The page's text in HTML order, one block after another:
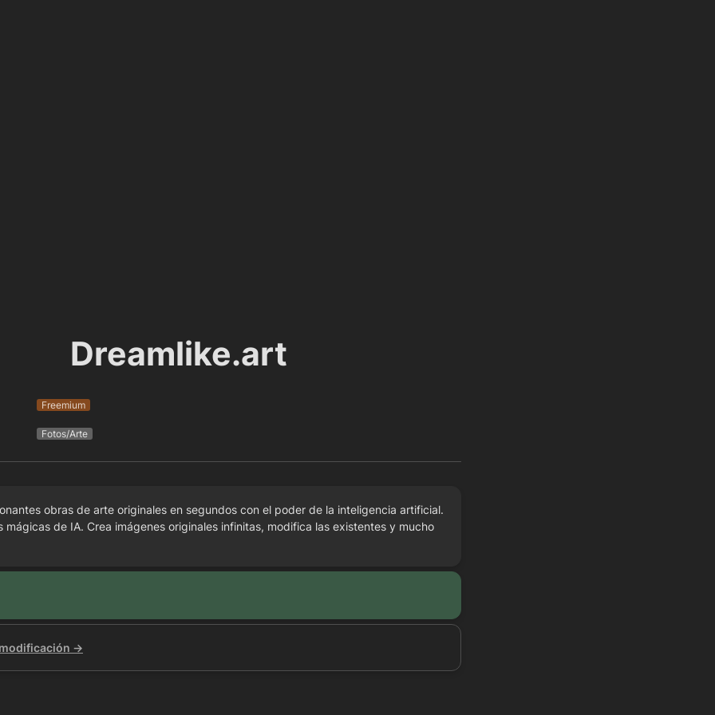
Dreamlike.art
Freemium
Fotos/Arte
obras de arte originales en segundos con el poder de la inteligencia artificial.
mágicas de IA. Crea imágenes originales infinitas, modifica las existentes y mucho
→